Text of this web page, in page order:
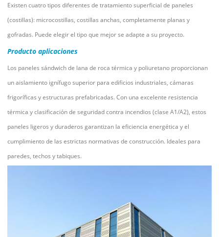
Existen cuatro tipos diferentes de tratamiento superficial de paneles
(costillas): microcostillas, costillas anchas, completamente planas y
gofradas. Puede elegir el tipo que mejor se adapte a su proyecto.
Producto aplicaciones
Los paneles sándwich de lana de roca térmica y poliuretano proporcionan
un aislamiento ignífugo superior para edificios industriales, cámaras
frigoríficas y estructuras prefabricadas. Con una excelente resistencia
térmica y clasificación de seguridad contra incendios (clase A1/A2), estos
paneles ligeros y duraderos garantizan la eficiencia energética y el
cumplimiento de las estrictas normativas de construcción. Ideales para
paredes, techos y tabiques.